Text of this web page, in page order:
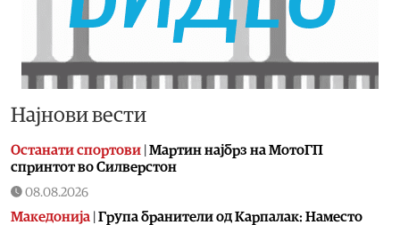
Најнови вести
Останати спортови | Мартин најбрз на МотоГП
спринтот во Силверстон
08.08.2026
Македонија | Група бранители од Карпалак: Наместо